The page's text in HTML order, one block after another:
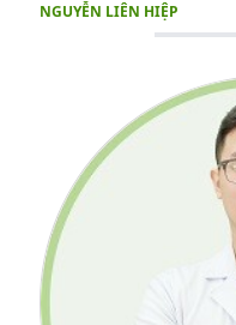
NGUYỄN LIÊN HIỆP